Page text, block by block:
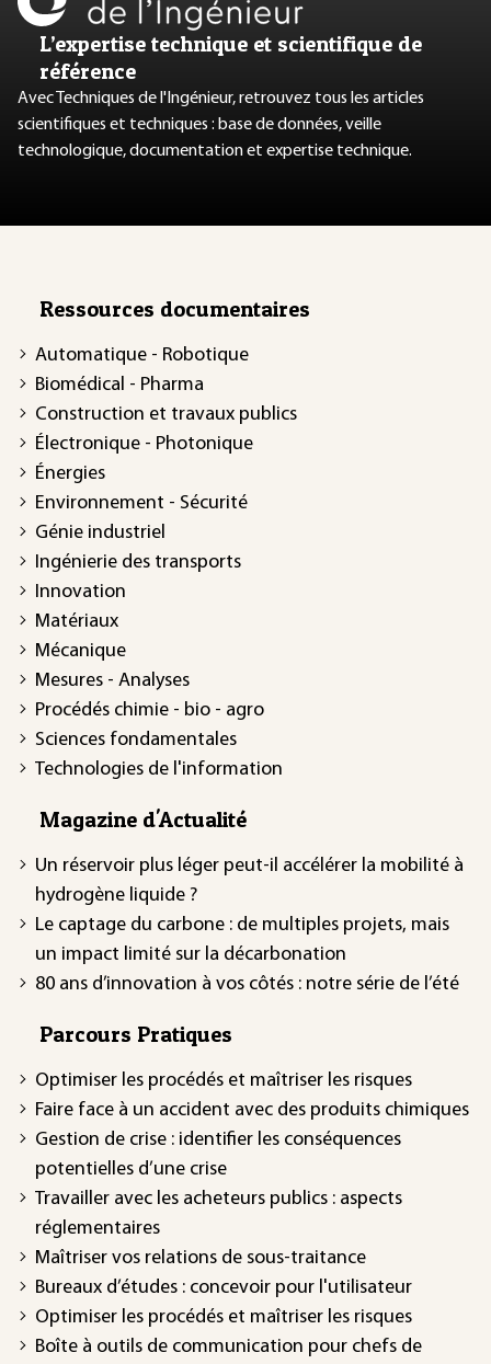
L’expertise technique et scientifique de
référence
Avec Techniques de l'Ingénieur, retrouvez tous les articles
scientifiques et techniques : base de données, veille
technologique, documentation et expertise technique.
Ressources documentaires
Automatique - Robotique
Biomédical - Pharma
Construction et travaux publics
Électronique - Photonique
Énergies
Environnement - Sécurité
Génie industriel
Ingénierie des transports
Innovation
Matériaux
Mécanique
Mesures - Analyses
Procédés chimie - bio - agro
Sciences fondamentales
Technologies de l'information
Magazine d'Actualité
Un réservoir plus léger peut-il accélérer la mobilité à
hydrogène liquide ?
Le captage du carbone : de multiples projets, mais
un impact limité sur la décarbonation
80 ans d’innovation à vos côtés : notre série de l’été
Parcours Pratiques
Optimiser les procédés et maîtriser les risques
Faire face à un accident avec des produits chimiques
Gestion de crise : identifier les conséquences
potentielles d’une crise
Travailler avec les acheteurs publics : aspects
réglementaires
Maîtriser vos relations de sous-traitance
Bureaux d’études : concevoir pour l'utilisateur
Optimiser les procédés et maîtriser les risques
Boîte à outils de communication pour chefs de